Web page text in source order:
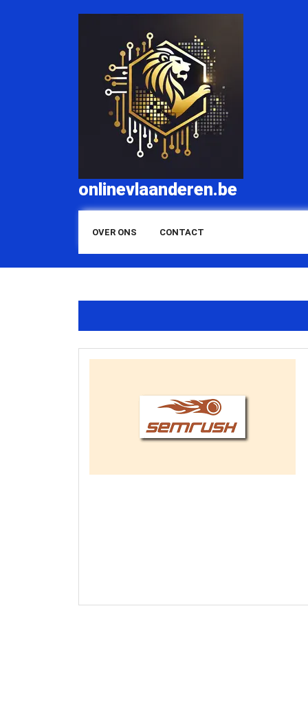
onlinevlaanderen.be
OVER ONS CONTACT